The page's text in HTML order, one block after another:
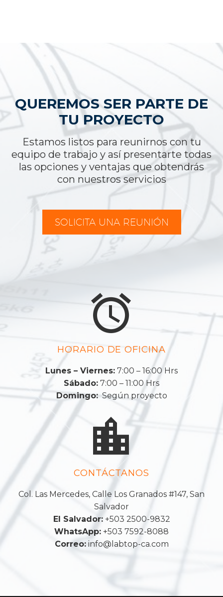
QUEREMOS SER PARTE DE
TU PROYECTO
Estamos listos para reunirnos con tu
equipo de trabajo y así presentarte todas
las opciones y ventajas que obtendrás
con nuestros servicios
SOLICITA UNA REUNIÓN


HORARIO DE OFICINA
Lunes – Viernes: 7:00 – 16:00 Hrs
Sábado: 7:00 – 11:00 Hrs
Domingo:Según proyecto


CONTÁCTANOS
Col. Las Mercedes, Calle Los Granados #147, San
Salvador
El Salvador:+503 2500-9832
WhatsApp: +503 7592-8088
Correo:info@labtop-ca.com